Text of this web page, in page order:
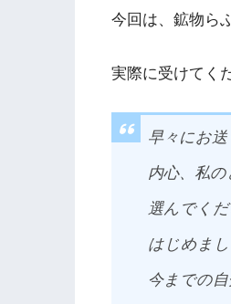
今回は、鉱物ら
実際に受けてく
早々にお
内心、私
選んでく
はじめまし
今までの